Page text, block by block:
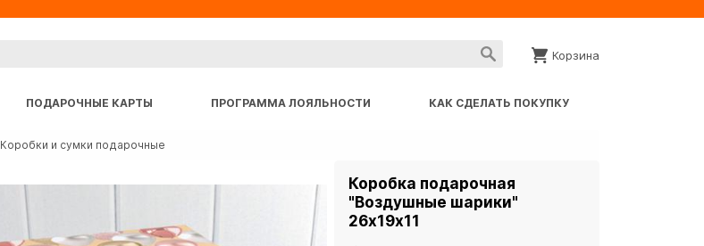
Корзина
ПОДАРОЧНЫЕ КАРТЫ ПРОГРАММА ЛОЯЛЬНОСТИ КАК СДЕЛАТЬ ПОКУПКУ
Коробки и сумки подарочные
Коробка подарочная
"Воздушные шарики"
26х19х11